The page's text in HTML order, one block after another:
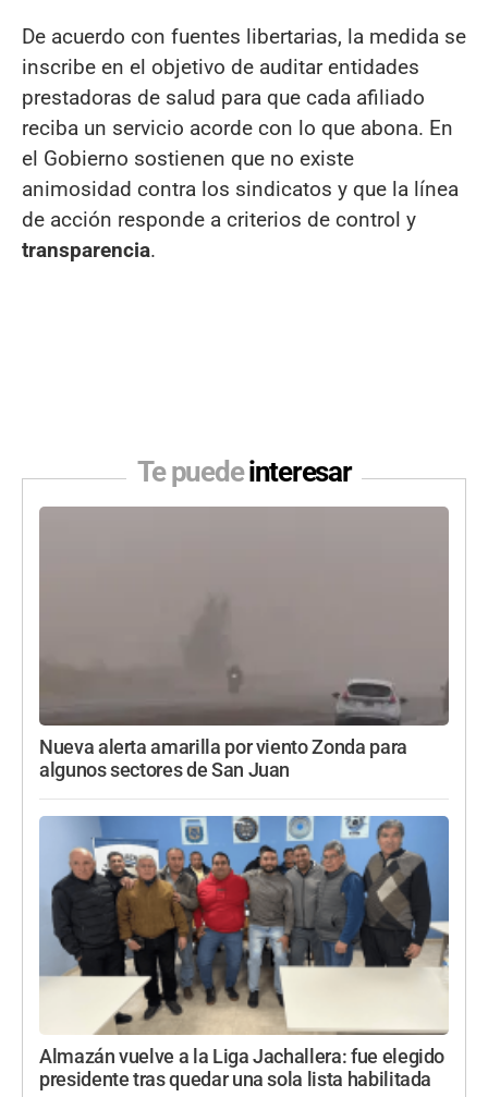
De acuerdo con fuentes libertarias, la medida se
inscribe en el objetivo de auditar entidades
prestadoras de salud para que cada afiliado
reciba un servicio acorde con lo que abona. En
el Gobierno sostienen que no existe
animosidad contra los sindicatos y que la línea
de acción responde a criterios de control y
transparencia.
Te puedeinteresar
Nueva alerta amarilla por viento Zonda para
algunos sectores de San Juan
Almazán vuelve a la Liga Jachallera: fue elegido
presidente tras quedar una sola lista habilitada